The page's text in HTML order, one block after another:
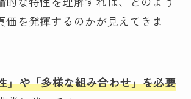
価を発揮するのかが見えてきま
」や「多様な組み合わせ」を必要